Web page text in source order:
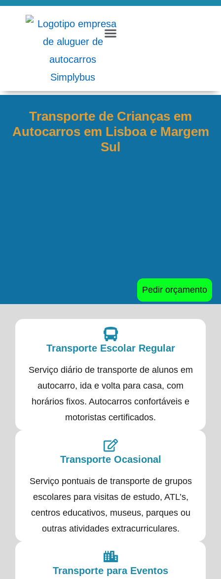
Transporte de Crianças em
Autocarros em Lisboa e Margem
Sul
Pedir orçamento
Transporte Escolar Regular
Serviço diário de transporte de alunos em
autocarro, ida e volta para casa, com
horários fixos. Autocarros confortáveis e
motoristas certificados.
Transporte Ocasional
Serviço pontuais de transporte de grupos
escolares para visitas de estudo, ATL’s,
centros educativos, museus, parques ou
outras atividades extracurriculares.
Transporte para Eventos